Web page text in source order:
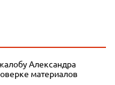
Александра
материалов